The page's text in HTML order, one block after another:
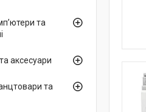
та
аксесуари
та